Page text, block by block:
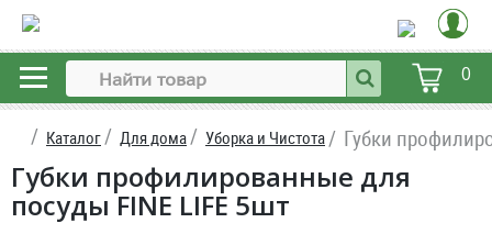
0
Каталог Для дома Уборка и Чистота Губки
Губки профилированные для
посуды FINE LIFE 5шт